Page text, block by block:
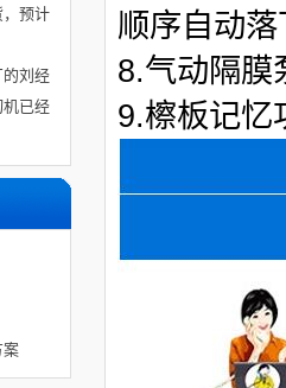
顺序自动
8.气动隔膜
9.檫板记忆
，预计
的刘经
机已经
案